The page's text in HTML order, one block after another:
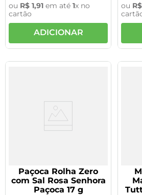
ou R$ 1,91 em até 1x no
cartão
ADICIONAR
ou R$
Paçoca Rolha Zero
com Sal Rosa Senhora
Paçoca 17 g